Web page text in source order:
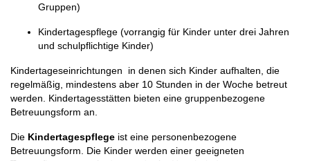
Gruppen)
Kindertagespflege (vorrangig für Kinder unter drei Jahren
und schulpflichtige Kinder)
Kindertageseinrichtungen in denen sich Kinder aufhalten, die
regelmäßig, mindestens aber 10 Stunden in der Woche betreut
werden. Kindertagesstätten bieten eine gruppenbezogene
Betreuungsform an.
Die Kindertagespflege ist eine personenbezogene
Betreuungsform. Die Kinder werden einer geeigneten